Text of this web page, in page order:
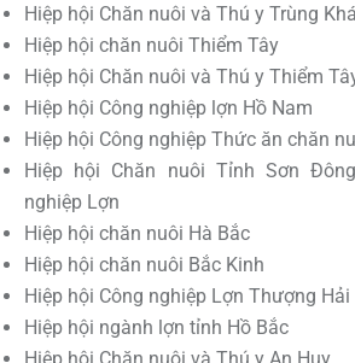
Hiệp hội Chăn nuôi và Thú y Trùng
Hiệp hội chăn nuôi Thiểm Tây
Hiệp hội Chăn nuôi và Thú y Thiểm
Hiệp hội Công nghiệp lợn Hồ Nam
Hiệp hội Công nghiệp Thức ăn chăn
Hiệp hội Chăn nuôi Tỉnh Sơn
nghiệp Lợn
Hiệp hội chăn nuôi Hà Bắc
Hiệp hội chăn nuôi Bắc Kinh
Hiệp hội Công nghiệp Lợn Thượng Hải
Hiệp hội ngành lợn tỉnh Hồ Bắc
Hiệp hội Chăn nuôi và Thú y An Huy